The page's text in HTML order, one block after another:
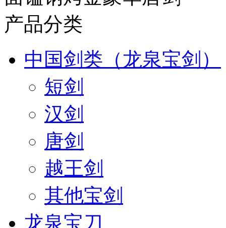
产品分类
中国剑类（龙泉宝剑）
短剑
汉剑
唐剑
越王剑
其他宝剑
龙泉宝刀